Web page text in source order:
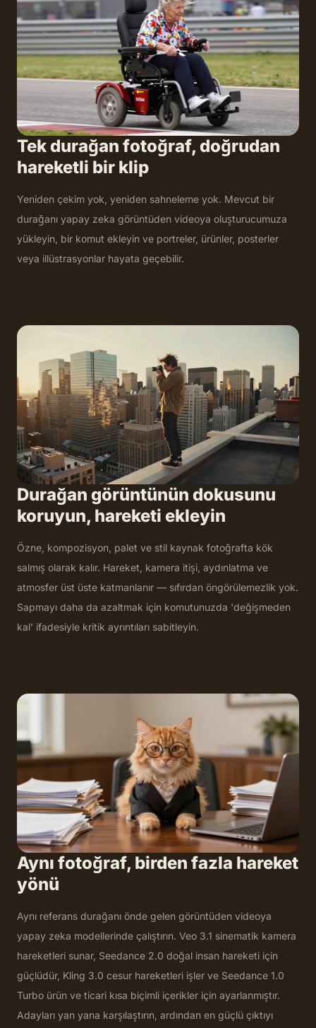
Tek durağan fotoğraf, doğrudan
hareketli bir klip
Yeniden çekim yok, yeniden sahneleme yok. Mevcut bir
durağanı yapay zeka görüntüden videoya oluşturucumuza
yükleyin, bir komut ekleyin ve portreler, ürünler, posterler
veya illüstrasyonlar hayata geçebilir.
Durağan görüntünün dokusunu
koruyun, hareketi ekleyin
Özne, kompozisyon, palet ve stil kaynak fotoğrafta kök
salmış olarak kalır. Hareket, kamera itişi, aydınlatma ve
atmosfer üst üste katmanlanır — sıfırdan öngörülemezlik yok.
Sapmayı daha da azaltmak için komutunuzda 'değişmeden
kal' ifadesiyle kritik ayrıntıları sabitleyin.
Aynı fotoğraf, birden fazla hareket
yönü
Aynı referans durağanı önde gelen görüntüden videoya
yapay zeka modellerinde çalıştırın. Veo 3.1 sinematik kamera
hareketleri sunar, Seedance 2.0 doğal insan hareketi için
güçlüdür, Kling 3.0 cesur hareketleri işler ve Seedance 1.0
Turbo ürün ve ticari kısa biçimli içerikler için ayarlanmıştır.
Adayları yan yana karşılaştırın, ardından en güçlü çıktıyı